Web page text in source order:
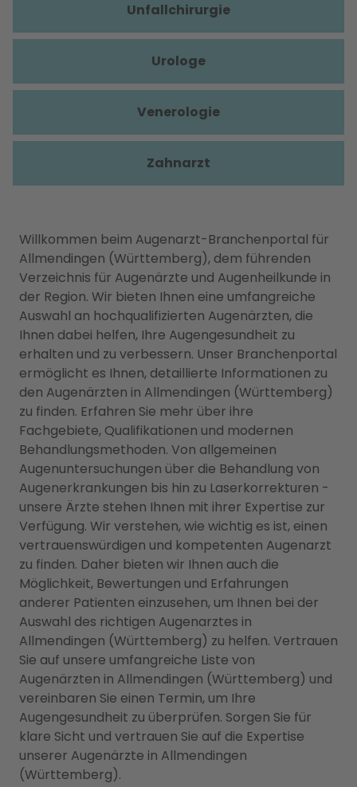
Willkommen beim Augenarzt-Branchenportal für
Allmendingen (Württemberg), dem führenden
Verzeichnis für Augenärzte und Augenheilkunde in
der Region. Wir bieten Ihnen eine umfangreiche
Auswahl an hochqualifizierten Augenärzten, die
Ihnen dabei helfen, Ihre Augengesundheit zu
erhalten und zu verbessern. Unser Branchenportal
ermöglicht es Ihnen, detaillierte Informationen zu
den Augenärzten in Allmendingen (Württemberg)
zu finden. Erfahren Sie mehr über ihre
Fachgebiete, Qualifikationen und modernen
Behandlungsmethoden. Von allgemeinen
Augenuntersuchungen über die Behandlung von
Augenerkrankungen bis hin zu Laserkorrekturen -
unsere Ärzte stehen Ihnen mit ihrer Expertise zur
Verfügung. Wir verstehen, wie wichtig es ist, einen
vertrauenswürdigen und kompetenten Augenarzt
zu finden. Daher bieten wir Ihnen auch die
Möglichkeit, Bewertungen und Erfahrungen
anderer Patienten einzusehen, um Ihnen bei der
Auswahl des richtigen Augenarztes in
Allmendingen (Württemberg) zu helfen. Vertrauen
Sie auf unsere umfangreiche Liste von
Augenärzten in Allmendingen (Württemberg) und
vereinbaren Sie einen Termin, um Ihre
Augengesundheit zu überprüfen. Sorgen Sie für
klare Sicht und vertrauen Sie auf die Expertise
unserer Augenärzte in Allmendingen
(Württemberg).
Unfallchirurgie
Urologe
Venerologie
Zahnarzt